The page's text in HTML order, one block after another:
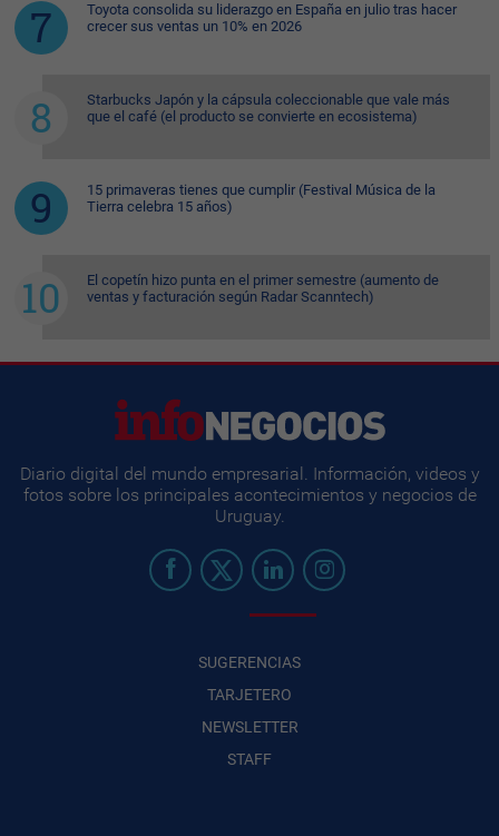
Toyota consolida su liderazgo en España en julio tras hacer
crecer sus ventas un 10% en 2026
Starbucks Japón y la cápsula coleccionable que vale más
que el café (el producto se convierte en ecosistema)
15 primaveras tienes que cumplir (Festival Música de la
Tierra celebra 15 años)
El copetín hizo punta en el primer semestre (aumento de
ventas y facturación según Radar Scanntech)
Diario digital del mundo empresarial. Información, videos y
fotos sobre los principales acontecimientos y negocios de
Uruguay.
SUGERENCIAS
TARJETERO
NEWSLETTER
STAFF